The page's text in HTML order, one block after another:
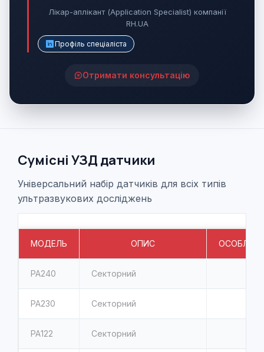
Лікар-аплікант (Application Specialist) компанії
RH.UA
Профіль спеціаліста
Отримати консультацію
Сумісні УЗД датчики
Універсальний набір датчиків для всіх типів
ультразвукових досліджень
МОДЕЛЬ ОПИС
PA240 Секторний
PA230 Секторний
PA122 Секторний